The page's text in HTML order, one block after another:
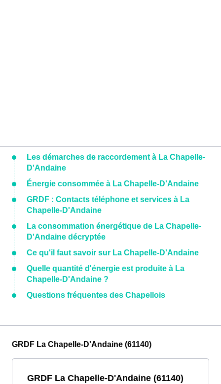
Les démarches de raccordement à La Chapelle-
D'Andaine
Énergie consommée à La Chapelle-D'Andaine
GRDF : Contacts téléphone et services à La
Chapelle-D'Andaine
La consommation énergétique de La Chapelle-
D'Andaine décryptée
Ce qu'il faut savoir sur La Chapelle-D'Andaine
Quelle quantité d'énergie est produite à La
Chapelle-D'Andaine ?
Questions fréquentes des Chapellois
GRDF La Chapelle-D'Andaine (61140)
GRDF La Chapelle-D'Andaine (61140)